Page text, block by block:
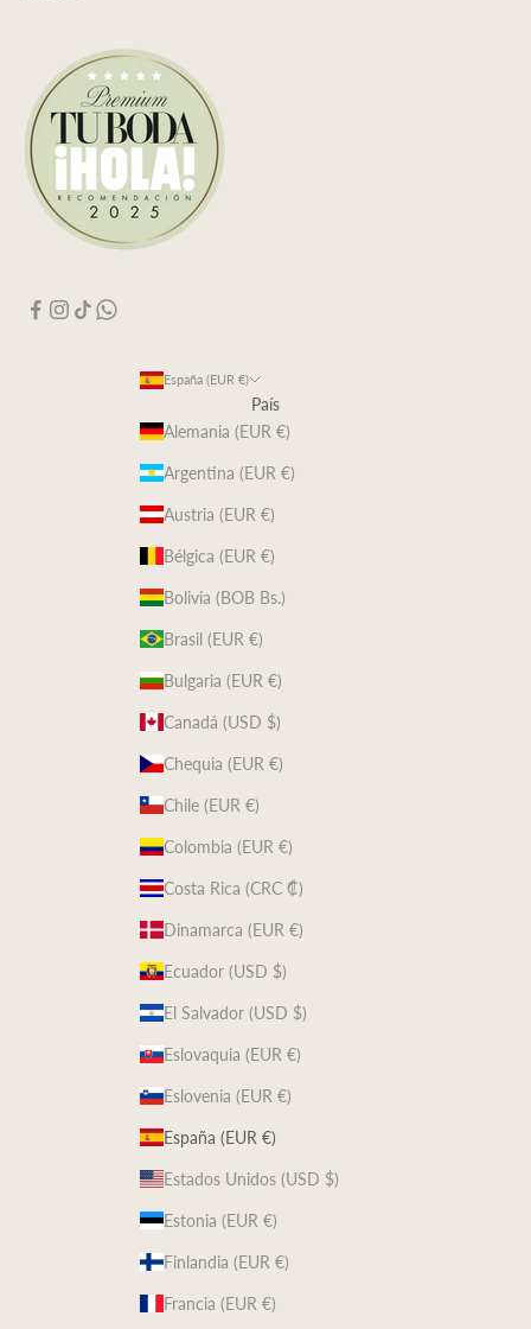
España (EUR €)
País
Alemania (EUR €)
Argentina (EUR €)
Austria (EUR €)
Bélgica (EUR €)
Bolivia (BOB Bs.)
Brasil (EUR €)
Bulgaria (EUR €)
Canadá (USD $)
Chequia (EUR €)
Chile (EUR €)
Colombia (EUR €)
Costa Rica (CRC ₡)
Dinamarca (EUR €)
Ecuador (USD $)
El Salvador (USD $)
Eslovaquia (EUR €)
Eslovenia (EUR €)
España (EUR €)
Estados Unidos (USD $)
Estonia (EUR €)
Finlandia (EUR €)
Francia (EUR €)